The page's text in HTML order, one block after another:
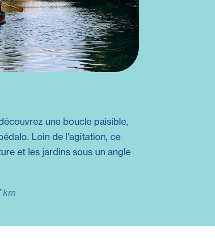
une boucle paisible,
Loin de l'agitation, ce
et les jardins sous un angle
km